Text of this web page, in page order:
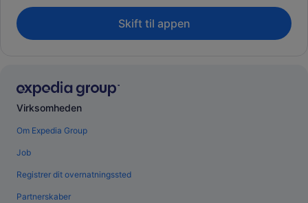
Skift til appen
Virksomheden
Om Expedia Group
Job
Registrer dit overnatningssted
Partnerskaber